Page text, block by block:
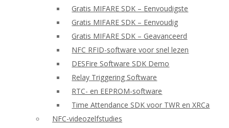
Gratis MIFARE SDK – Eenvoudigste
Gratis MIFARE SDK – Eenvoudig
Gratis MIFARE SDK – Geavanceerd
NFC RFID-software voor snel lezen
DESFire Software SDK Demo
Relay Triggering Software
RTC- en EEPROM-software
Time Attendance SDK voor TWR en XRCa
NFC-videozelfstudies